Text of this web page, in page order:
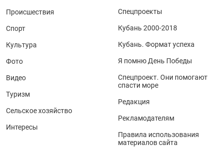
Происшествия
Спорт
Культура
Фото
Видео
Туризм
Сельское хозяйство
Интересы
Спецпроекты
Кубань 2000-2018
Кубань. Формат успеха
Я помню День Победы
Спецпроект. Они помогают
спасти море
Редакция
Рекламодателям
Правила использования
материалов сайта